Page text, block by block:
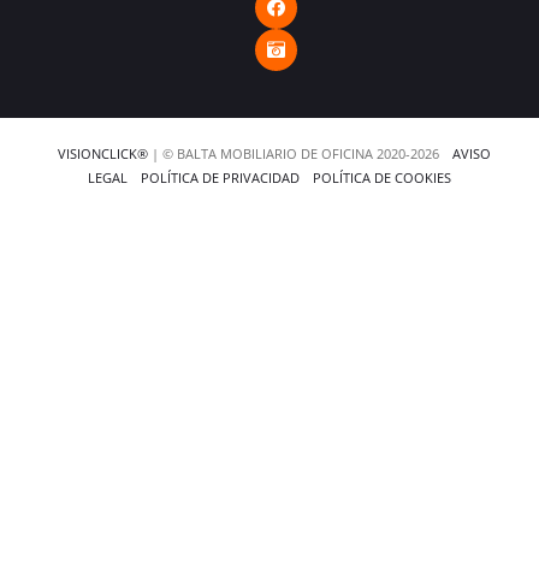
VISIONCLICK® | © BALTA MOBILIARIO DE OFICINA 2020-2026
AVISO
LEGAL
POLÍTICA DE PRIVACIDAD POLÍTICA DE COOKIES